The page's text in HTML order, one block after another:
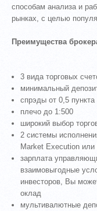
способам анализа и
рынках, с целью
Преимущества
3 вида торговых
минимальный
спрэды от 0,5 пункта
плечо до 1:500
широкий выбор
2 системы
Market Execution
зарплата
взаимовыгодные
инвесторов, Вы
оклад
мультивалютные